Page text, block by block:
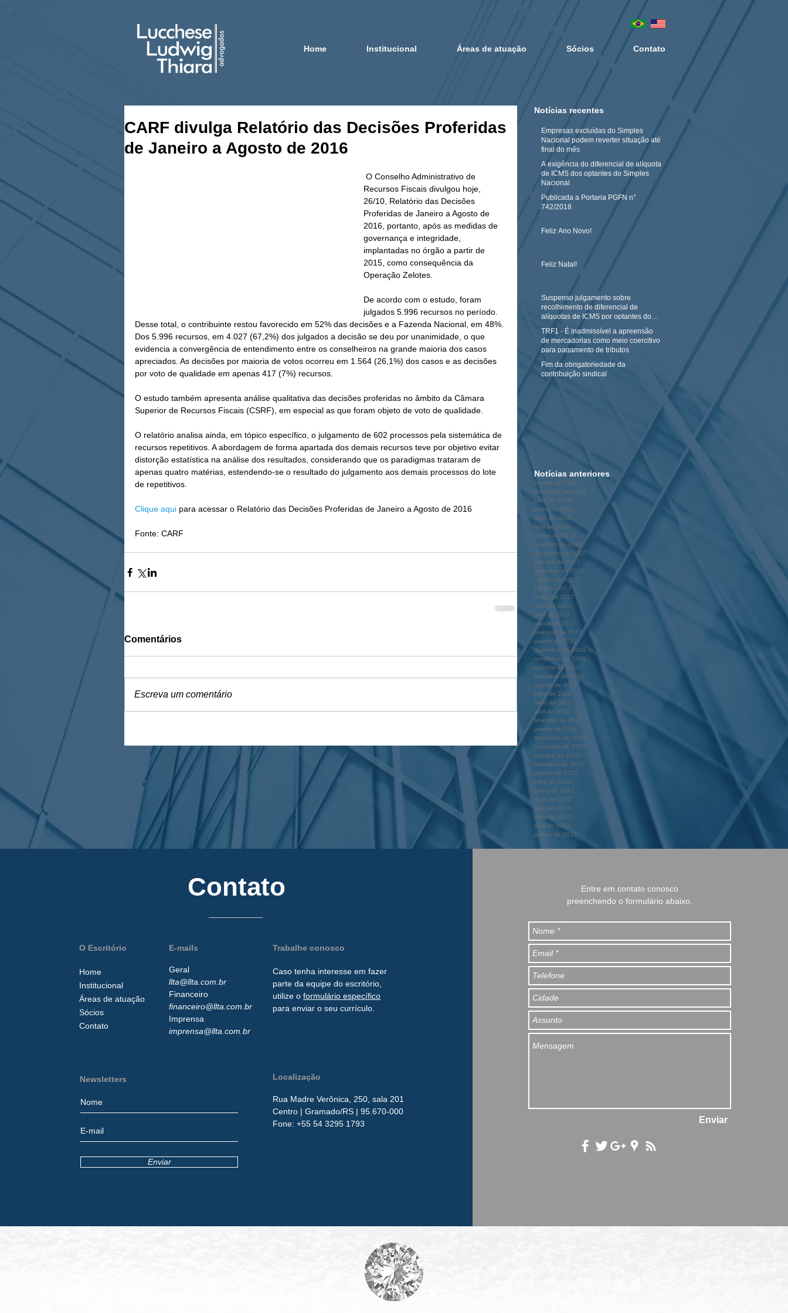
Home Institucional Áreas de atuação Sócios Contato
CARF divulga Relatório das Decisões Proferidas
de Janeiro a Agosto de 2016
Recursos Fiscais divulgou hoje,
26/10, Relatório das Decisões
Proferidas de Janeiro a Agosto de
2016, portanto, após as medidas de
governança e integridade,
implantadas no órgão a partir de
2015, como consequência da
Operação Zelotes.
De acordo com o estudo, foram
julgados 5.996 recursos no período.
Desse total, o contribuinte restou favorecido em 52% das decisões e a Fazenda Nacional, em 48%.
Dos 5.996 recursos, em 4.027 (67,2%) dos julgados a decisão se deu por unanimidade, o que
evidencia a convergência de entendimento entre os conselheiros na grande maioria dos casos
apreciados. As decisões por maioria de votos ocorreu em 1.564 (26,1%) dos casos e as decisões
por voto de qualidade em apenas 417 (7%) recursos.
O estudo também apresenta análise qualitativa das decisões proferidas no âmbito da Câmara
Superior de Recursos Fiscais (CSRF), em especial as que foram objeto de voto de qualidade.
O relatório analisa ainda, em tópico específico, o julgamento de 602 processos pela sistemática de
recursos repetitivos. A abordagem de forma apartada dos demais recursos teve por objetivo evitar
distorção estatística na análise dos resultados, considerando que os paradigmas trataram de
apenas quatro matérias, estendendo-se o resultado do julgamento aos demais processos do lote
de repetitivos.
Clique aqui para acessar o Relatório das Decisões Proferidas de Janeiro a Agosto de 2016
Fonte: CARF
Comentários
Escreva um comentário
Notícias recentes
Empresas excluídas do Simples
Nacional podem reverter situação até
final do mês
A exigência do diferencial de alíquota
de ICMS dos optantes do Simples
Nacional
Publicada a Portaria PGFN n°
742/2018
Feliz Ano Novo!
Feliz Natal!
Suspenso julgamento sobre
recolhimento de diferencial de
alíquotas de ICMS por optantes do
Simples N
TRF1 - É inadmissível a apreensão
de mercadorias como meio coercitivo
para pagamento de tributos
Fim da obrigatoriedade da
contribuição sindical
Notícias anteriores
janeiro de 2019
dezembro de 2018
julho de 2018
junho de 2018
maio de 2018
abril de 2018
março de 2018
fevereiro de 2018
dezembro de 2017
outubro de 2017
setembro de 2017
agosto de 2017
julho de 2017
junho de 2017
maio de 2017
abril de 2017
março de 2017
fevereiro de 2017
janeiro de 2017
dezembro de 2016
novembro de 2016
outubro de 2016
setembro de 2016
agosto de 2016
julho de 2016
maio de 2016
abril de 2016
fevereiro de 2016
janeiro de 2016
dezembro de 2015
novembro de 2015
outubro de 2015
setembro de 2015
agosto de 2015
julho de 2015
junho de 2015
maio de 2015
abril de 2014
maio de 2013
abril de 2013
janeiro de 2013
Contato
O Escritório
Home
Institucional
Áreas de atuação
Sócios
Contato
E-mails
Geral
llta@llta.com.br
Financeiro
financeiro@llta.com.br
Imprensa
imprensa@llta.com.br
Trabalhe conosco
Caso tenha interesseemfazer
parte daequipe do escritório,
utilize oformulárioespecífico
para enviar o seu currículo.
Enviar
Newsletters Localização
Rua Madre Verônica, 250, sala 201
Centro | Gramado/RS | 95.670-000
​Fone:+55 54 3295 1793
Entre em contato conosco
preenchendo o formulário abaixo.
Enviar